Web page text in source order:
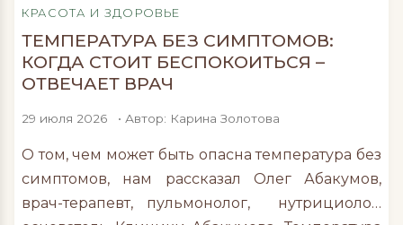
аргановое и кунжутное масла, богатые
витамином […]
КРАСОТА И ЗДОРОВЬЕ
ТЕМПЕРАТУРА БЕЗ СИМПТОМОВ:
КОГДА СТОИТ БЕСПОКОИТЬСЯ –
ОТВЕЧАЕТ ВРАЧ
29 июля 2026 • Автор: Карина Золотова
О том, чем может быть опасна температура без
симптомов, нам рассказал Олег Абакумов,
врач-терапевт, пульмонолог, нутрициолог,